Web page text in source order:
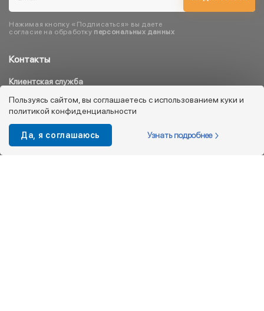
Контакты
Клиентская служба
8 800 333 08 45
info@kotofey.ru
Магазины в Москва (50)
Нажимая кнопку «Подписаться» вы даете
согласие на обработку персональных данных
Пользуясь сайтом, вы соглашаетесь с использованием куки и
политикой конфиденциальности
Да, я соглашаюсь Узнать подробнее